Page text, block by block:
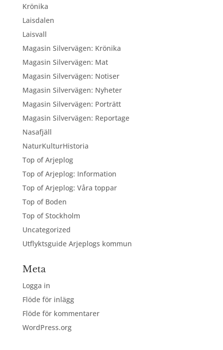
Krönika
Laisdalen
Laisvall
Magasin Silvervägen: Krönika
Magasin Silvervägen: Mat
Magasin Silvervägen: Notiser
Magasin Silvervägen: Nyheter
Magasin Silvervägen: Porträtt
Magasin Silvervägen: Reportage
Nasafjäll
NaturKulturHistoria
Top of Arjeplog
Top of Arjeplog: Information
Top of Arjeplog: Våra toppar
Top of Boden
Top of Stockholm
Uncategorized
Utflyktsguide Arjeplogs kommun
Meta
Logga in
Flöde för inlägg
Flöde för kommentarer
WordPress.org